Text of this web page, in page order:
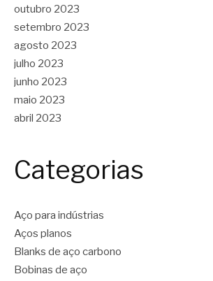
outubro 2023
setembro 2023
agosto 2023
julho 2023
junho 2023
maio 2023
abril 2023
Categorias
Aço para indústrias
Aços planos
Blanks de aço carbono
Bobinas de aço